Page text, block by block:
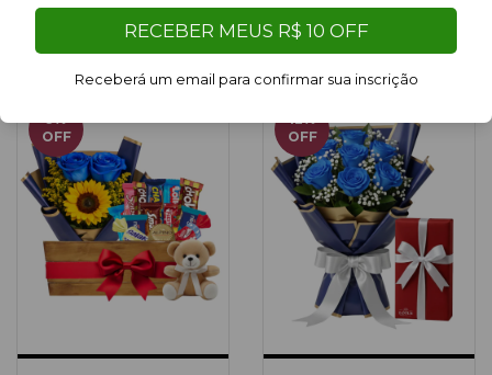
Filtro aplicado:
9%
OFF
12%
OFF
RECEBER MEUS R$ 10 OFF
Receberá um email para confirmar sua inscrição